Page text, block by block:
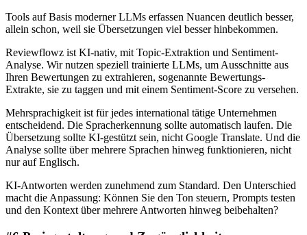
Tools auf Basis moderner LLMs erfassen Nuancen deutlich besser,
allein schon, weil sie Übersetzungen viel besser hinbekommen.
Reviewflowz ist KI-nativ, mit Topic-Extraktion und Sentiment-
Analyse. Wir nutzen speziell trainierte LLMs, um Ausschnitte aus
Ihren Bewertungen zu extrahieren, sogenannte Bewertungs-
Extrakte, sie zu taggen und mit einem Sentiment-Score zu versehen.
Mehrsprachigkeit ist für jedes international tätige Unternehmen
entscheidend. Die Spracherkennung sollte automatisch laufen. Die
Übersetzung sollte KI-gestützt sein, nicht Google Translate. Und die
Analyse sollte über mehrere Sprachen hinweg funktionieren, nicht
nur auf Englisch.
KI-Antworten werden zunehmend zum Standard. Den Unterschied
macht die Anpassung: Können Sie den Ton steuern, Prompts testen
und den Kontext über mehrere Antworten hinweg beibehalten?